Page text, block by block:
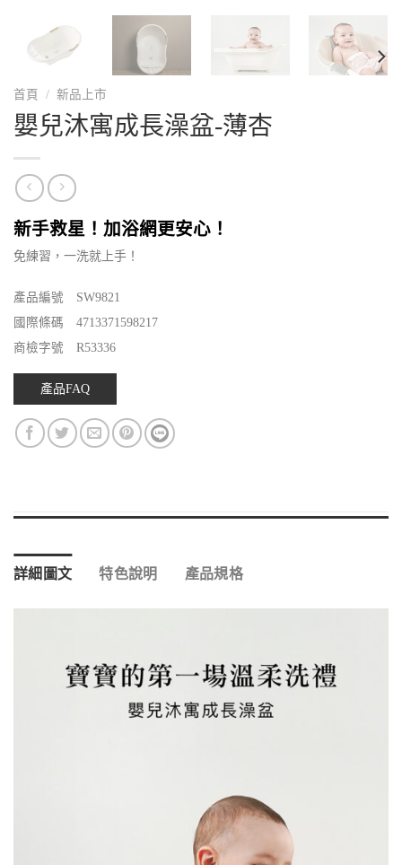
首頁 / 新品上市
嬰兒沐寓成長澡盆-薄杏
新手救星！加浴網更安心！
免練習，一洗就上手！
產品編號 SW9821
國際條碼 4713371598217
商檢字號 R53336
產品FAQ
詳細圖文 特色說明 產品規格